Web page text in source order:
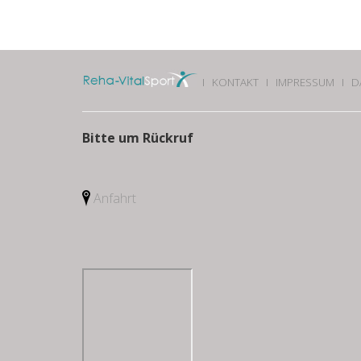
I KONTAKT I IMPRESSUM I
Bitte um Rückruf
Anfahrt